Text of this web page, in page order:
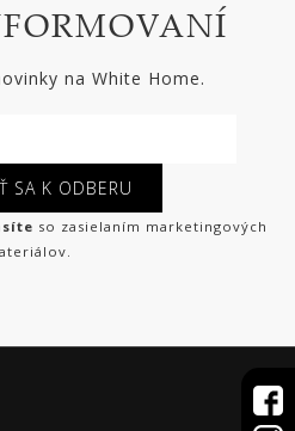
na White Home.
SA K ODBERU
so zasielaním marketingových